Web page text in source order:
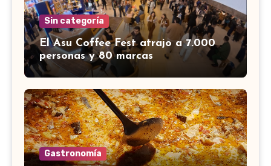
Sin categoría
El Asu Coffee Fest atrajo a 7.000
personas y 80 marcas
Gastronomía